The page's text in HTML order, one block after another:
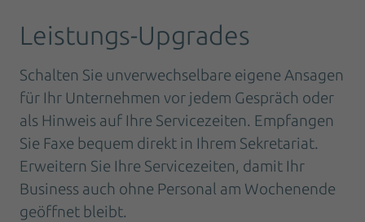
Leistungs-Upgrades
Schalten Sie unverwechselbare eigene Ansagen
für Ihr Unternehmen vor jedem Gespräch oder
als Hinweis auf Ihre Servicezeiten. Empfangen
Sie Faxe bequem direkt in Ihrem Sekretariat.
Erweitern Sie Ihre Servicezeiten, damit Ihr
Business auch ohne Personal am Wochenende
geöffnet bleibt.